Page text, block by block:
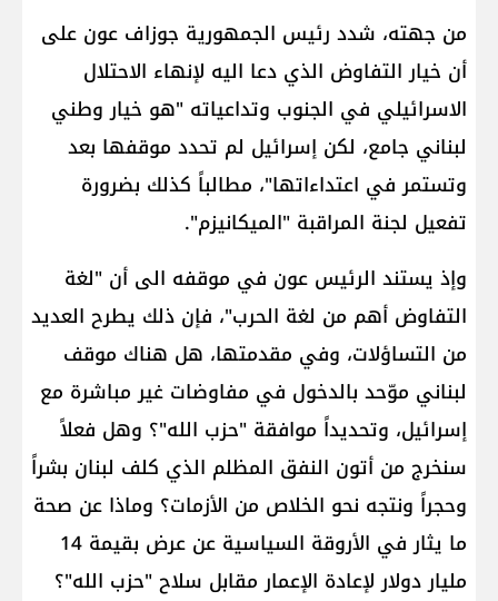
من جهته، شدد رئيس الجمهورية جوزاف عون على
أن خيار التفاوض الذي دعا اليه لإنهاء الاحتلال
الاسرائيلي في الجنوب وتداعياته "هو خيار وطني
لبناني جامع، لكن إسرائيل لم تحدد موقفها بعد
وتستمر في اعتداءاتها"، مطالباً كذلك بضرورة
تفعيل لجنة المراقبة "الميكانيزم".
وإذ يستند الرئيس عون في موقفه الى أن "لغة
التفاوض أهم من لغة الحرب"، فإن ذلك يطرح العديد
من التساؤلات، وفي مقدمتها، هل هناك موقف
لبناني موّحد بالدخول في مفاوضات غير مباشرة مع
إسرائيل، وتحديداً موافقة "حزب الله"؟ وهل فعلاً
سنخرج من أتون النفق المظلم الذي كلف لبنان بشراً
وحجراً ونتجه نحو الخلاص من الأزمات؟ وماذا عن صحة
ما يثار في الأروقة السياسية عن عرض بقيمة 14
مليار دولار لإعادة الإعمار مقابل سلاح "حزب الله"؟